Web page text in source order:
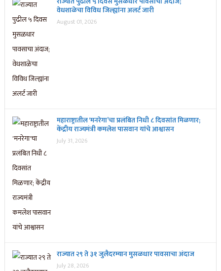
वेधशाळेचा विविध जिल्ह्यांना अलर्ट जारी
August 01, 2026
महाराष्ट्रातील ‘मनरेगा’चा प्रलंबित निधी ८ दिवसांत मिळणार;
केंद्रीय राज्यमंत्री कमलेश पासवान यांचे आश्वासन
July 31, 2026
राज्यात २९ ते ३१ जुलैदरम्यान मुसळधार पावसाचा अंदाज
July 28, 2026